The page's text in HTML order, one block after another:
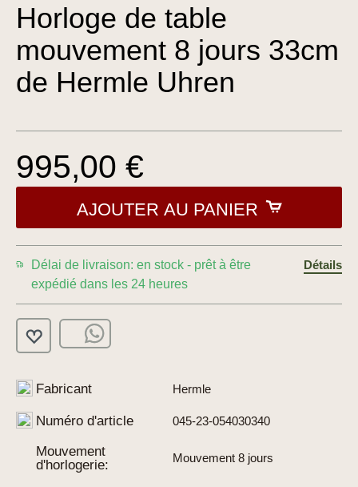
Horloge de table
mouvement 8 jours 33cm
de Hermle Uhren
995,00 €
AJOUTER AU PANIER
Délai de livraison: en stock - prêt à être
expédié dans les 24 heures
Détails
Fabricant Hermle
Numéro d'article 045-23-054030340
Mouvement
d'horlogerie:
Mouvement 8 jours